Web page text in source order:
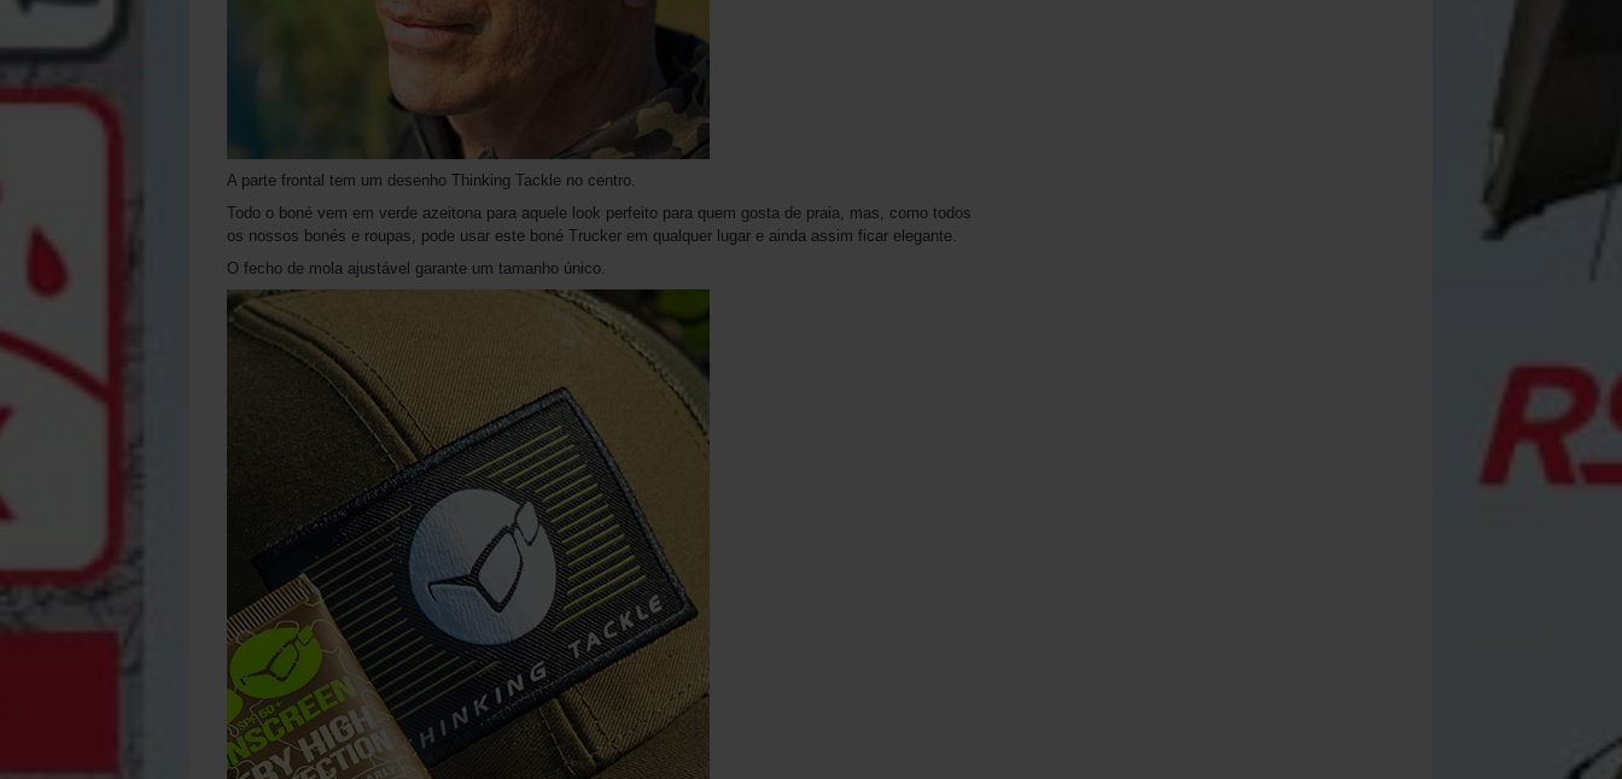
A parte frontal tem um desenho Thinking Tackle no centro.
Todo o boné vem em verde azeitona para aquele look perfeito para quem gosta de praia, mas, como todos
os nossos bonés e roupas, pode usar este boné Trucker em qualquer lugar e ainda assim ficar elegante.
O fecho de mola ajustável garante um tamanho único.